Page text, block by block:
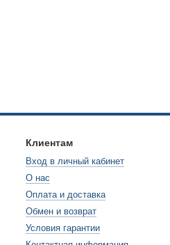
Клиентам
Вход в личный кабинет
О нас
Оплата и доставка
Обмен и возврат
Условия гарантии